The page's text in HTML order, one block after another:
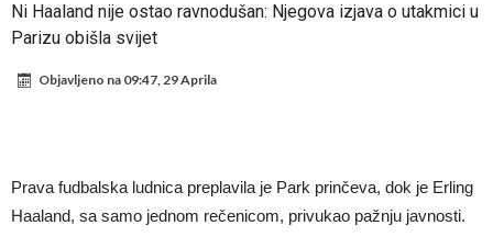
Španija na nogama, Barcelona i Real u strahu: “Novi Haaland” je
Ni Haaland nije ostao ravnodušan: Njegova izjava o utakmici u
Parizu obišla svijet
Objavljeno na 09:47, 29 Aprila
Prava fudbalska ludnica preplavila je Park prinčeva, dok je Erling
Haaland, sa samo jednom rečenicom, privukao pažnju javnosti.